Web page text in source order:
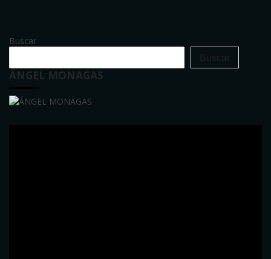
Buscar
Buscar
ÁNGEL MONAGAS